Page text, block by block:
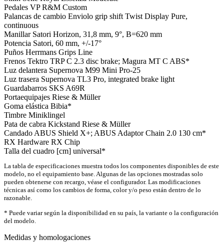
Pedales VP R&M Custom
Palancas de cambio Enviolo grip shift Twist Display Pure,
continuous
Manillar Satori Horizon, 31,8 mm, 9°, B=620 mm
Potencia Satori, 60 mm, +/-17°
Puños Herrmans Grips Line
Frenos Tektro TRP C 2.3 disc brake; Magura MT C ABS*
Luz delantera Supernova M99 Mini Pro-25
Luz trasera Supernova TL3 Pro, integrated brake light
Guardabarros SKS A69R
Portaequipajes Riese & Müller
Goma elástica Bibia*
Timbre Miniklingel
Pata de cabra Kickstand Riese & Müller
Candado ABUS Shield X+; ABUS Adaptor Chain 2.0 130 cm*
RX Hardware RX Chip
Talla del cuadro [cm] universal*
La tabla de especificaciones muestra todos los componentes disponibles de este
modelo, no el equipamiento base. Algunas de las opciones mostradas solo
pueden obtenerse con recargo, véase el configurador. Las modificaciones
técnicas así como los cambios de forma, color y/o peso están dentro de lo
razonable.
* Puede variar según la disponibilidad en su país, la variante o la configuración
del modelo.
Medidas y homologaciones